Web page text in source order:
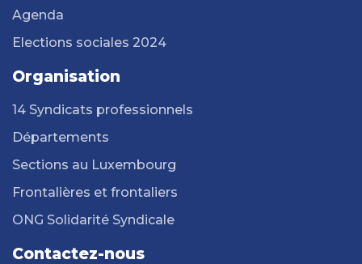
Agenda
Elections sociales 2024
Organisation
14 Syndicats professionnels
Départements
Sections au Luxembourg
Frontalières et frontaliers
ONG Solidarité Syndicale
Contactez-nous